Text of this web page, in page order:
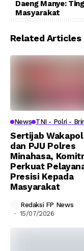
Daeng Manye:
Masyarakat
Related Articles
News TNI - Polri -
Sertijab
dan PJU Polres
Minahasa,
Perkuat
Presisi Kepada
Masyarakat
Redaksi FP News
15/07/2026